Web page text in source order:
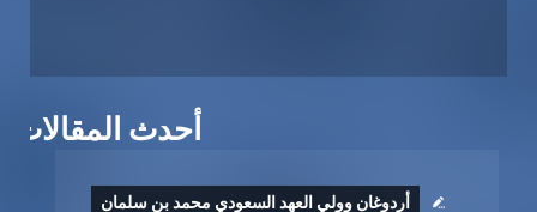
أحدث المقالات
أردوغان وولي العهد السعودي محمد بن سلمان